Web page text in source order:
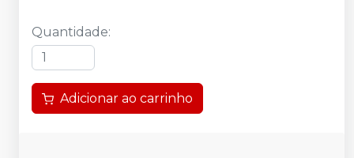
Quantidade:
Adicionar ao carrinho